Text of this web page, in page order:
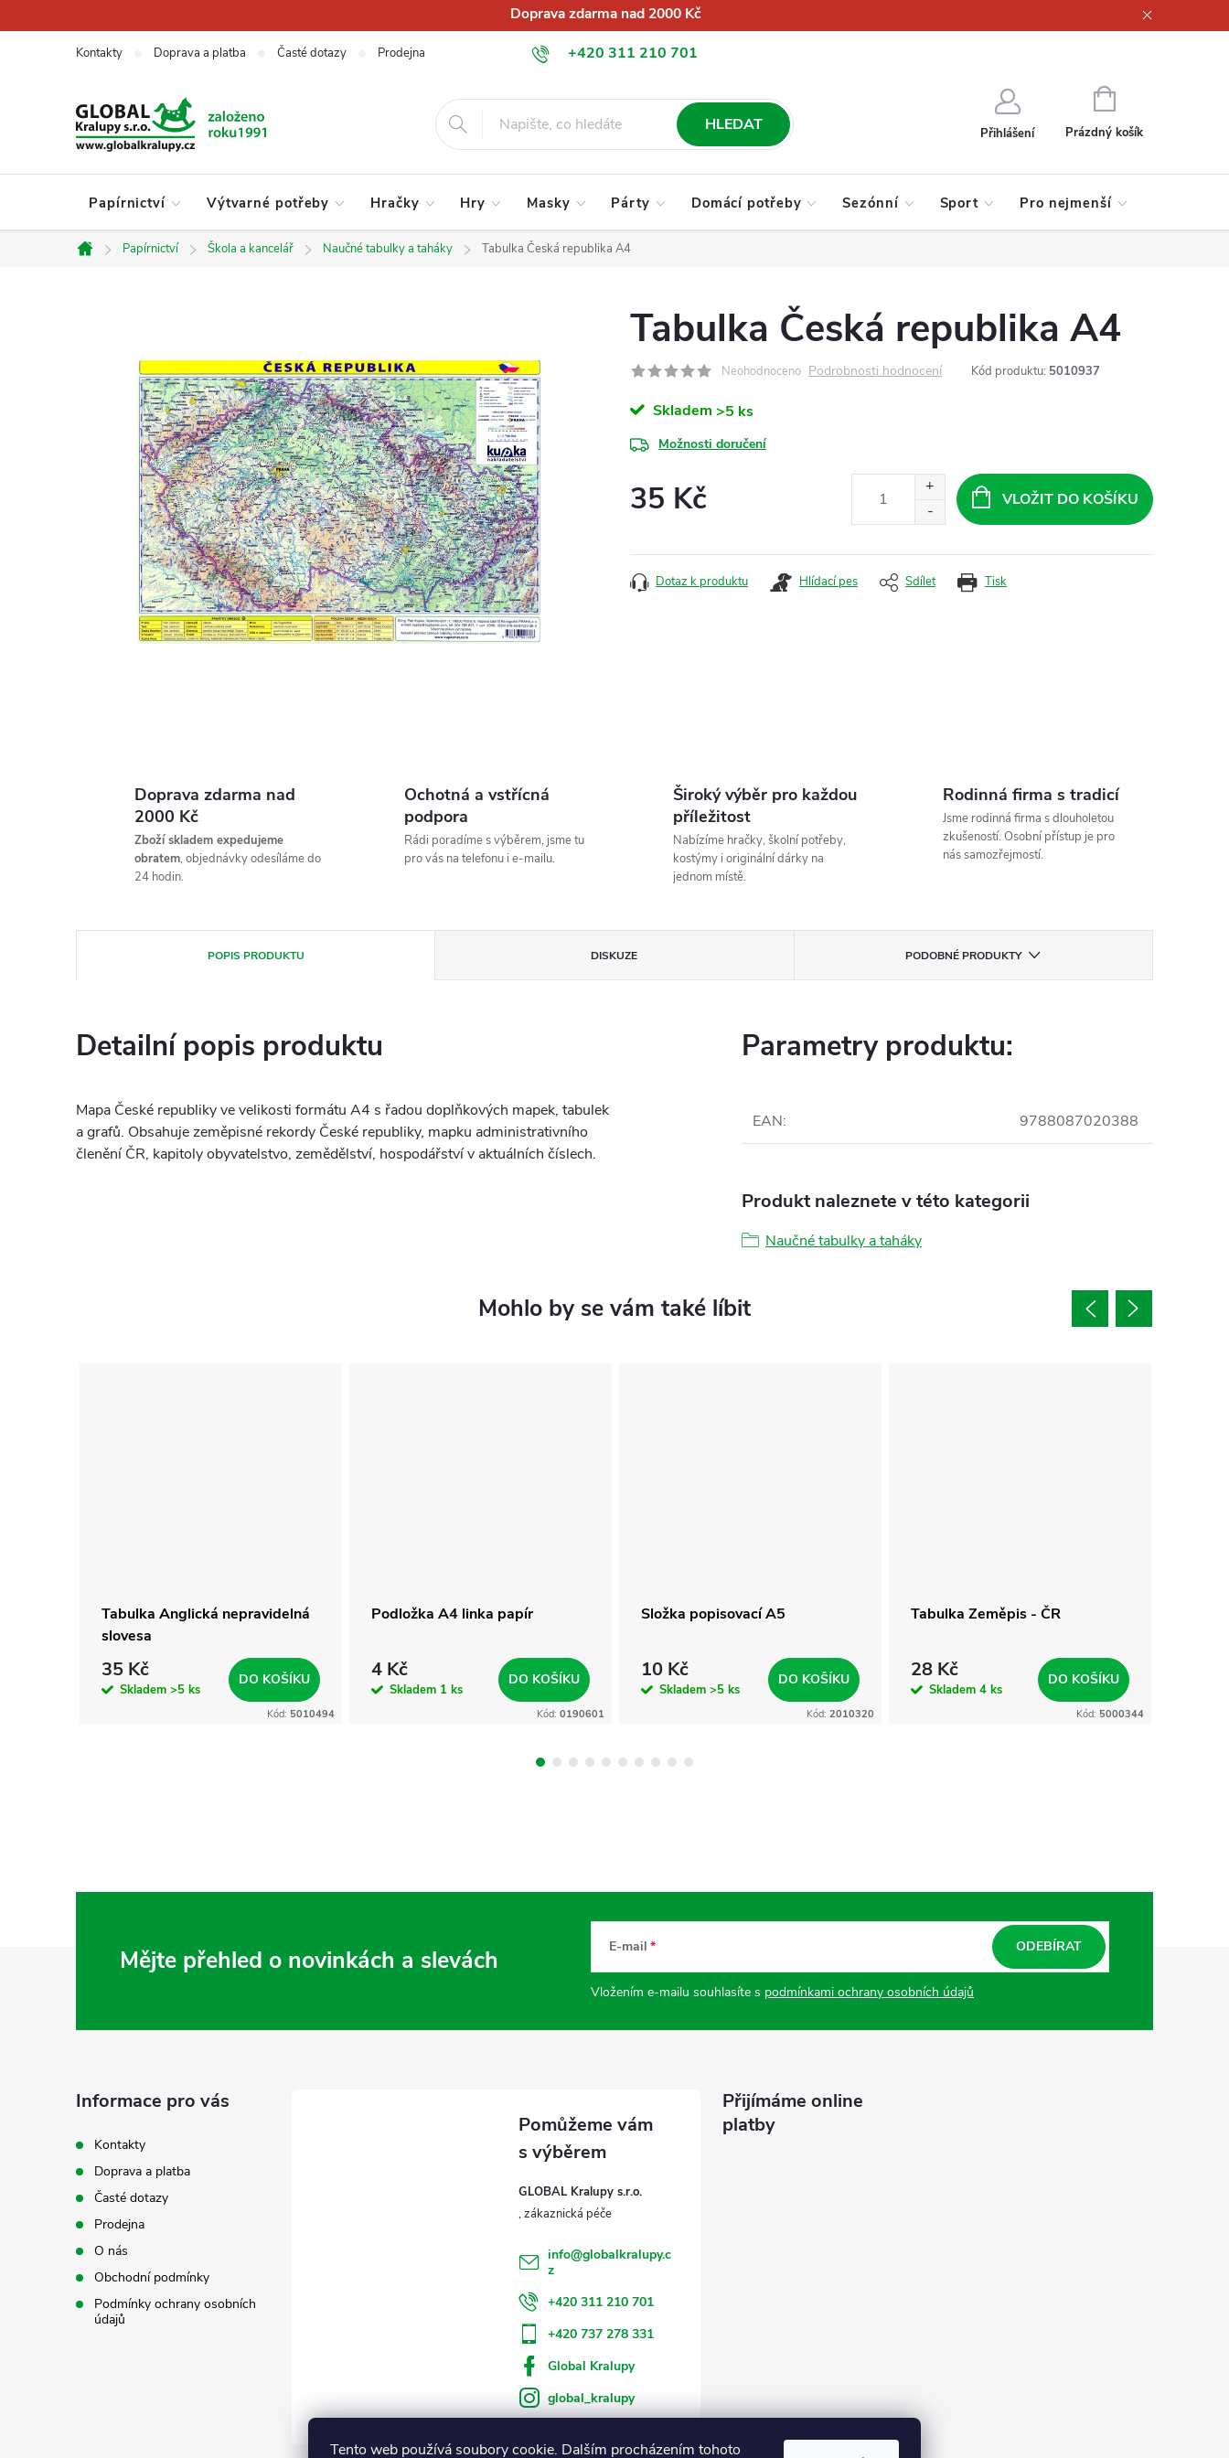
Tento web používá soubory cookie. Dalším procházením tohoto
na
Doprava zdarma nad 2000 Kč
+420 311 210 701
info@globalkralupy.cz
Kontakty Doprava a platba Časté dotazy Prodejna Obchodní podmínky Podmínky ochrany osobních údajů
HLEDAT Přihlášení
NÁKUPNÍ
KOŠÍK
Prázdný košík
Papírnictví Výtvarné potřeby Hračky Hry Masky Párty Domácí potřeby Sezónní Sport Pro nejmenší
Domů
Papírnictví Škola a kancelář Naučné tabulky a taháky Tabulka Česká republika A4
Tabulka Česká republika A4
Neohodnoceno Podrobnosti hodnocení Kód produktu: 5010937
Skladem >5 ks
Možnosti doručení
35 Kč VLOŽIT DO KOŠÍKU
Tisk
Dotaz k produktu Hlídací pes Sdílet
Doprava zdarma nad
2000 Kč
Zboží skladem expedujeme
obratem, objednávky odesíláme do
24 hodin.
Ochotná a vstřícná
podpora
Rádi poradíme s výběrem, jsme tu
pro vás na telefonu i e-mailu.
Široký výběr pro každou
příležitost
Nabízíme hračky, školní potřeby,
kostýmy i originální dárky na
jednom místě.
Rodinná firma s tradicí
Jsme rodinná firma s dlouholetou
zkušeností. Osobní přístup je pro
nás samozřejmostí.
POPIS PRODUKTU DISKUZE PODOBNÉ PRODUKTY
Detailní popis produktu
Mapa České republiky ve velikosti formátu A4 s řadou doplňkových mapek, tabulek
a grafů. Obsahuje zeměpisné rekordy České republiky, mapku administrativního
členění ČR, kapitoly obyvatelstvo, zemědělství, hospodářství v aktuálních číslech.
Parametry produktu:
EAN: 9788087020388
Produkt naleznete v této kategorii
Naučné tabulky a taháky
Tabulka Anglická nepravidelná
slovesa
35 Kč
Skladem >5 ks
DO KOŠÍKU
Kód: 5010494
Podložka A4 linka papír
4 Kč
Skladem 1 ks
DO KOŠÍKU
Kód: 0190601
Složka popisovací A5
10 Kč
Skladem >5 ks
DO KOŠÍKU
Kód: 2010320
Tabulka Zeměpis - ČR
28 Kč
Skladem 4 ks
DO KOŠÍKU
Kód: 5000344
Mějte přehled o novinkách a slevách E-mail
Vložením e-mailu souhlasíte s podmínkami ochrany osobních údajů
ODEBÍRAT
Informace pro vás
Kontakty
Doprava a platba
Časté dotazy
Prodejna
O nás
Obchodní podmínky
Podmínky ochrany osobních
údajů
GLOBAL Kralupy s.r.o.
info@globalkralupy.c
z
+420 311 210 701
+420 737 278 331
Global Kralupy
global_kralupy
Přijímáme online
platby